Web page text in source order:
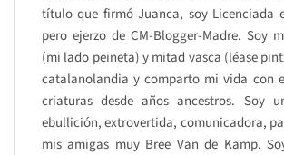
título que firmó Juanca, soy Licenciada
pero ejerzo de CM-Blogger-Madre. Soy
(mi lado peineta) y mitad vasca (léase
catalanolandia y comparto mi vida con
criaturas desde años ancestros. Soy
ebullición, extrovertida, comunicadora,
mis amigas muy Bree Van de Kamp.